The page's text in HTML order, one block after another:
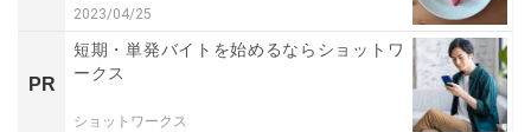
2023/04/25
PR
短期・単発バイトを始めるならショットワ
ークス
ショットワークス